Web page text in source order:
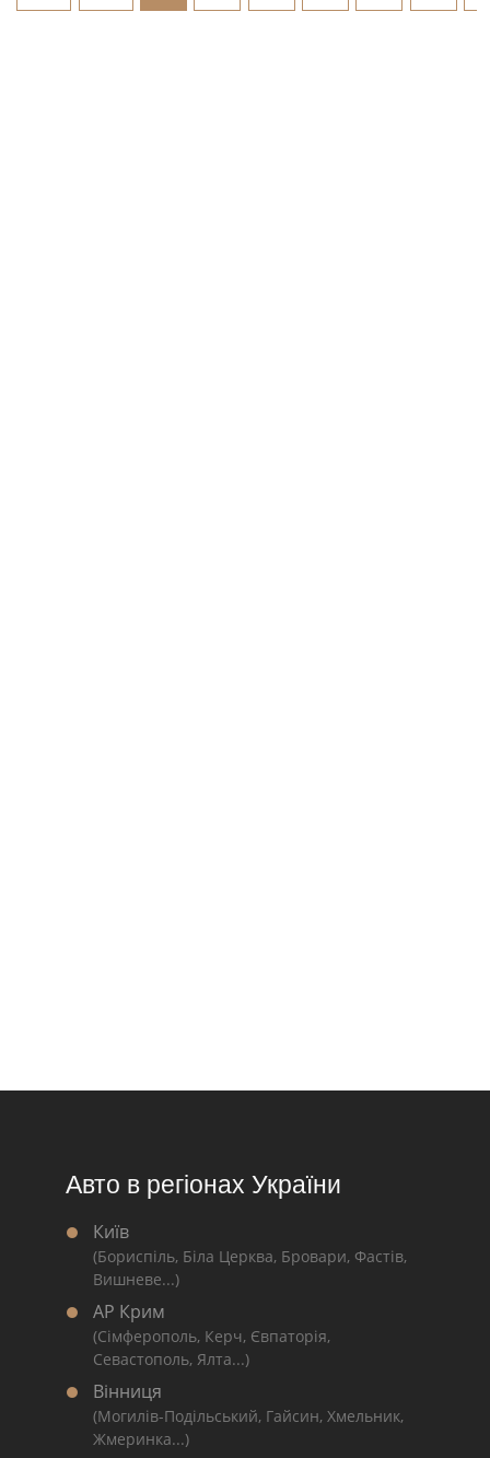
Авто в регіонах України
Київ
(Бориспіль, Біла Церква, Бровари, Фастів,
Вишневе...)
АР Крим
(Сімферополь, Керч, Євпаторія,
Севастополь, Ялта...)
Вінниця
(Могилів-Подільський, Гайсин, Хмельник,
Жмеринка...)